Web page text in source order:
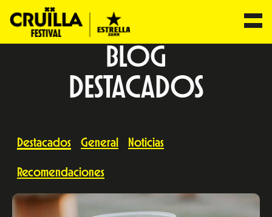
BLOG
DESTACADOS
Destacados General Noticias
Recomendaciones